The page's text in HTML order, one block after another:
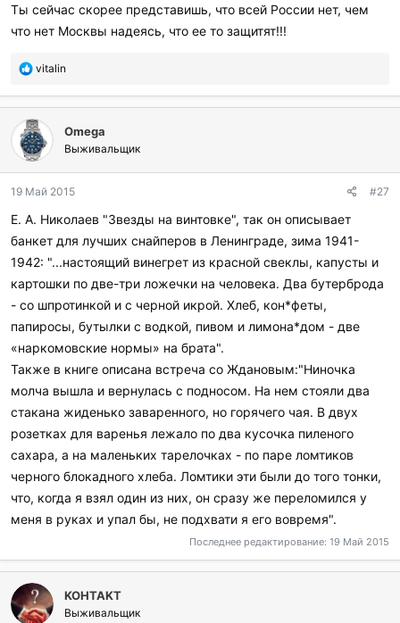
Ты сейчас скорее представишь, что всей России нет, чем
что нет Москвы надеясь, что ее то защитят!!!
П
б
а
г
о
а
и
л
и
vitalin
Omega
Выживальщик
19 Май 2015 #27
Е. А. Николаев "Звезды на винтовке", так он описывает
банкет для лучших снайперов в Ленинграде, зима 1941-
1942: "...настоящий винегрет из красной свеклы, капусты и
картошки по две-три ложечки на человека. Два бутерброда
- со шпротинкой и с черной икрой. Хлеб, кон*феты,
папиросы, бутылки с водкой, пивом и лимона*дом - две
«наркомовские нормы» на брата".
Также в книге описана встреча со Ждановым:"Ниночка
молча вышла и вернулась с подносом. На нем стояли два
стакана жиденько заваренного, но горячего чая. В двух
розетках для варенья лежало по два кусочка пиленого
сахара, а на маленьких тарелочках - по паре ломтиков
черного блокадного хлеба. Ломтики эти были до того тонки,
что, когда я взял один из них, он сразу же переломился у
меня в руках и упал бы, не подхвати я его вовремя".
Последнее редактирование: 19 Май 2015
KOHTAKT
Выживальщик